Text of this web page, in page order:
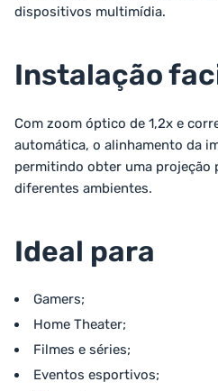
dispositivos multimídia.
Instalação
Com zoom óptico de 1,2x e
automática, o alinhamento da
permitindo obter uma projeção
diferentes ambientes.
Ideal para
Gamers;
Home Theater;
Filmes e séries;
Eventos esportivos;